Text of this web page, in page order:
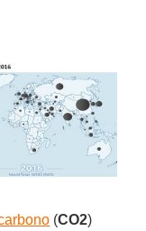
(CO2)